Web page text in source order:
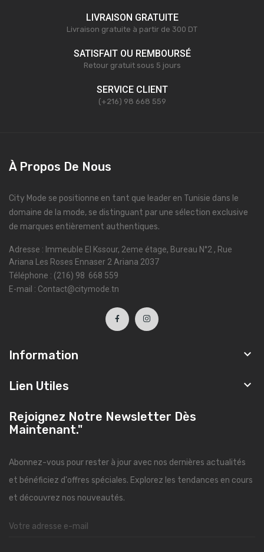
LIVRAISON GRATUITE
Livraison gratuite à partir de 300 DT
SATISFAIT OU REMBOURSÉ
Retour gratuit sous 5 jours
SERVICE CLIENT
(+216) 98 668 559
À Propos De Nous
City Mode se positionne en tant que leader en Tunisie dans le
domaine de la mode, se distinguant par une sélection exclusive
de marques entièrement authentiques.
Adresse : Immeuble El Kssour, 2eme étage, Bureau N°2 , Rue
Ariana Les Roses Ennaser 2 Ariana 2037
Téléphone : (216) 98 668 559
E-mail : Contact@citymode.tn
Information 
Lien Utiles 
Rejoignez Notre Newsletter Dès
Maintenant."
Abonnez-vous pour rester à jour avec nos dernières actualités
et bénéficiez d'offres spéciales. Explorez les tendances en cours
et découvrez nos nouveautés.